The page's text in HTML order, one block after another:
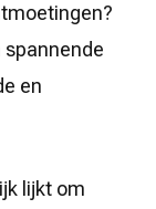
spannende
en
lijkt om